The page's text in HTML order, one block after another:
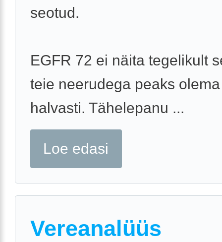
seotud.
EGFR 72 ei näita tegelikult
teie neerudega peaks
halvasti. Tähelepanu ...
Loe edasi
Vereanalüüs